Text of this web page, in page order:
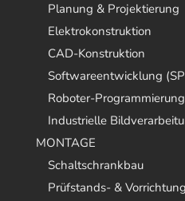
Planung & Projektierung
Elektrokonstruktion
CAD-Konstruktion
Softwareentwicklung
Roboter-Programmierung
Industrielle
MONTAGE
Schaltschrankbau
Prüfstands- &